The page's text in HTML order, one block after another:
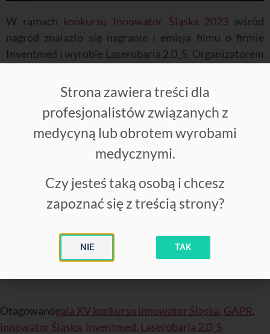
W ramach konkursu Innowator Śląska 2023 wśród
nagród znalazło się nagranie i emisja filmu o firmie
Inventmed i wyrobie Laserobaria 2.0_S. Organizatorem
Przedsiębiorczości Rynkowej
w ramach realizacji
został częściowo w siedzibie Inventmed, a częściowo w
Pracowni Laserobarii w Centrum Medycznym
w Częstochowie.
Relacja z konkursu dostępna
https://www.youtube.com/watch?
Otagowanogala XV konkursu innowator Śląska, GAPR,
innowator Śląska, inventmed, Laserobaria 2.0_S
Strona zawiera treści dla
profesjonalistów związanych z
medycyną lub obrotem wyrobami
medycznymi.
Czy jesteś taką osobą i chcesz
zapoznać się z treścią strony?
NIE TAK